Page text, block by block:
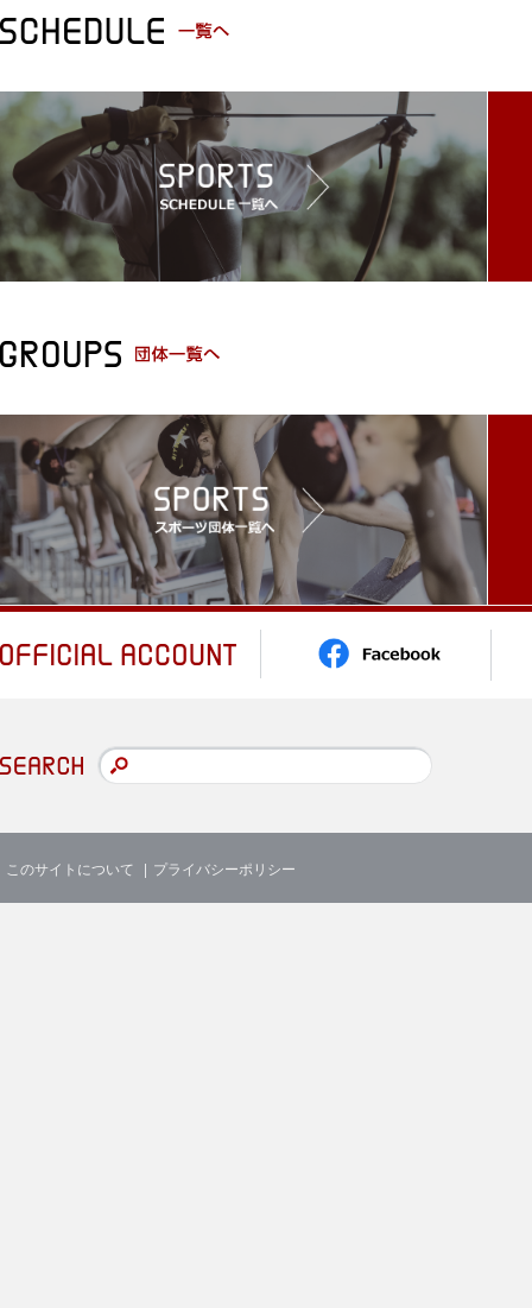
このサイトについて プライバシーポリシー